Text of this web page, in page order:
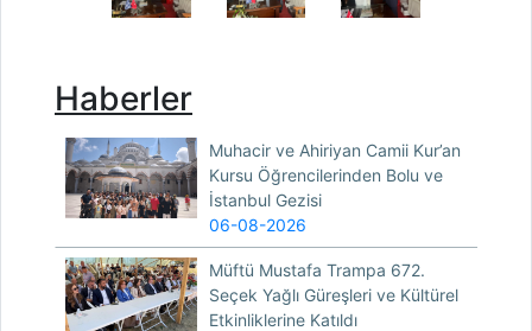
Haberler
Muhacir ve Ahiriyan Camii Kur’an
Kursu Öğrencilerinden Bolu ve
İstanbul Gezisi
06-08-2026
Müftü Mustafa Trampa 672.
Seçek Yağlı Güreşleri ve Kültürel
Etkinliklerine Katıldı